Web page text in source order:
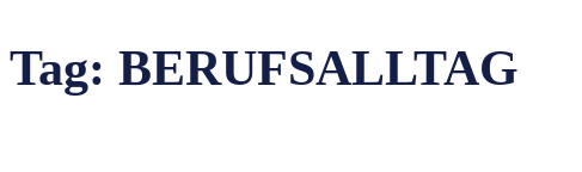
Tag: BERUFSALLTAG